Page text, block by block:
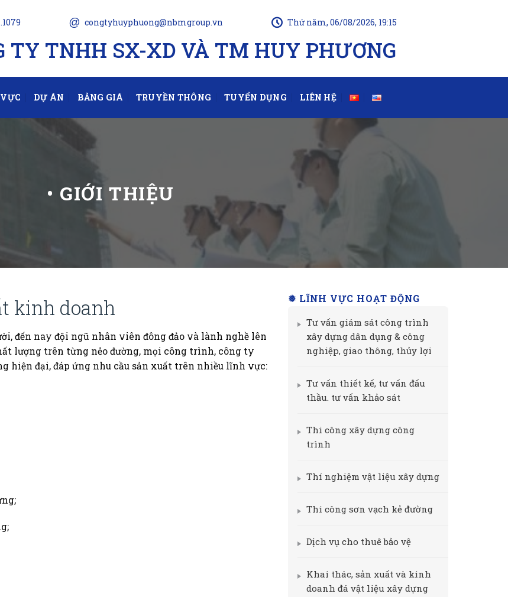
@ congtyhuyphuong@nbmgroup.vn Thứ năm, 06/08/2026, 19:15
TY TNHH SX-XD VÀ TM HUY PHƯƠNG
DỰ ÁN BẢNG GIÁ TRUYỀN THÔNG TUYỂN DỤNG LIÊN HỆ
• GIỚI THIỆU
kinh doanh
đến nay đội ngũ nhân viên đông đảo và lành nghề lên
lượng trên từng nẻo đường, mọi công trình, công ty
hiện đại, đáp ứng nhu cầu sản xuất trên nhiều lĩnh vực:
❅ LĨNH VỰC HOẠT ĐỘNG
Tư vấn giám sát công trình
xây dựng dân dụng & công
nghiệp, giao thông, thủy lợi
Tư vấn thiết kế, tư vấn đấu
thầu. tư vấn khảo sát
Thi công xây dựng công
trình
Thí nghiệm vật liệu xây dựng
Thi công sơn vạch kẻ đường
Dịch vụ cho thuê bảo vệ
Khai thác, sản xuất và kinh
doanh đá vật liệu xây dựng